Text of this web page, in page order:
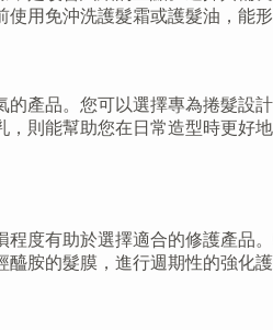
用免沖洗護髮霜或護髮油，能
產品。您可以選擇專為捲髮設
則能幫助您在日常造型時更好
度有助於選擇適合的修護產品
胺的髮膜，進行週期性的強化